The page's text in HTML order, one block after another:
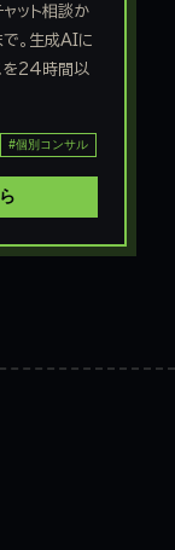
ット相談か
。生成AIに
を24時間以
#個別コンサル